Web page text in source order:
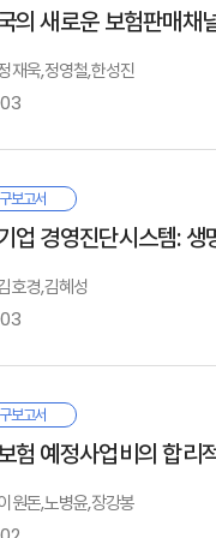
결론
참고문헌, 별첨자료
Ⅳ. 보험산업 전망
생명보험
종합전망
종합전망
손해보험 종목별 보험료 전
생명보험
손해보험
행 예정이율 체계의 문제점
현행 예정이율 체계
. 현행 이율체계의 특징
최근의 예정이율 체계의 문제점
주요국의 예정이율 체계 현황
본
국 및 독일
. 독일
연구보고서는 영국에서 保險
보험연구소의 이원돈生命保
는 수고를 하였다. 또한 본연
. 적용형 (Contracted-In
출금 부담 주체에 의한 분류
. 비갹출형(Non-
직연금 운용상 세금공제에 따
. 적격형(Approved/
. 비적격형(Unapproved/
규가입자 허용 여부에 의한 분류
. 개방형(Open Pension
금 급부설계에 의한 분류
. 확정급부형(Defined
셋째, 이용자 편의 위주의 市
넷째, 財務健全性의 확보를
본 보험산업의 自由化 및 規
업법이 시행되었고, 2001년
보험업법의 시행 이후 1995년
조치들이 포함되어 있음.
險改革의 主要內容은
무건전성 강화를 위한 다양한
3. 종합금융기관화에 대비
보험회사의 구조조정
기업연금관련 세제현황
일본
기업연금 도입배경
기업연금제도의 특징 : 수급권
연금자산의 수탁과 운용
기업연금관련 세제현황
. 기업연금 도입배경
기업연금의 종류
연금자산의 수탁과 운영
타
독일
. 프랑스
캐나다
I. 멕시코의 경제 및 보험개황
1. 멕시코 경제의 개요와 금융위기
멕시코 보험시장의 현황 및 추이
험제도의 개혁
독체제
국보험사의 시장참여
험사업에 대한 규제
감독 및 제도에 대한 최근 동향
책당국에 대한 건의사항
사점
IV. Commercial America
사연혁
의 새로운 보험판매채
재욱,정영철,한성진
국내 보험산업은 부실금융
우 어려운 영업환경에 처해 있
화가 급속히 진행되어 국내
내보험회사는 高費用·低效率
채널을 활성화시키기 위한
용은 최소화하면서 판매채
性提高에 노력을 기울여야
보고서는 본원의 鄭宰旭 대외
서론
연구의 배경 및 목적
구의 방법 및 범위
보험산업의 환경변화
보고서
업 경영진단시스템:
호경,김혜성
보고서
험 예정사업비의 합리
원돈,노병윤,장강봉